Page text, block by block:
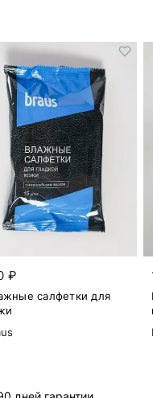
₽
салфетки для